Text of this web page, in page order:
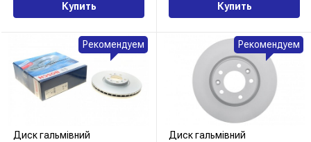
Купить Купить
Диск гальмівний
Рекомендуем
Диск гальмівний
Рекомендуем